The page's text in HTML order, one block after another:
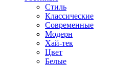
Стиль
Классические
Современные
Модерн
Хай-тек
Цвет
Белые